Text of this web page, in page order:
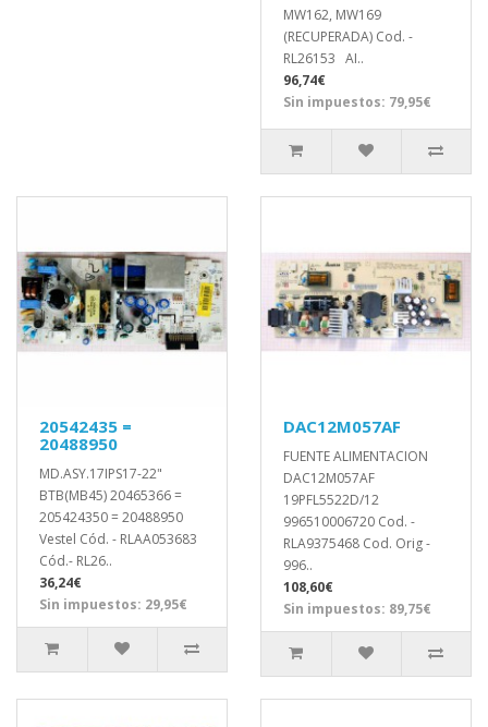
MW162, MW169
(RECUPERADA) Cod. -
RL26153 AI..
96,74€
Sin impuestos: 79,95€
20542435 =
20488950
MD.ASY.17IPS17-22"
BTB(MB45) 20465366 =
205424350 = 20488950
Vestel Cód. - RLAA053683
Cód.- RL26..
36,24€
Sin impuestos: 29,95€
DAC12M057AF
FUENTE ALIMENTACION
DAC12M057AF
19PFL5522D/12
996510006720 Cod. -
RLA9375468 Cod. Orig -
996..
108,60€
Sin impuestos: 89,75€